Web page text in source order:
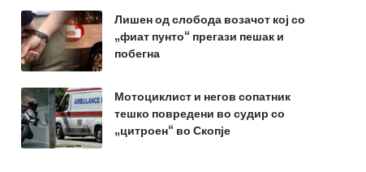
Лишен од слобода возачот кој со
„фиат пунто“ прегази пешак и
побегна
Мотоциклист и негов сопатник
тешко повредени во судир со
„цитроен“ во Скопје